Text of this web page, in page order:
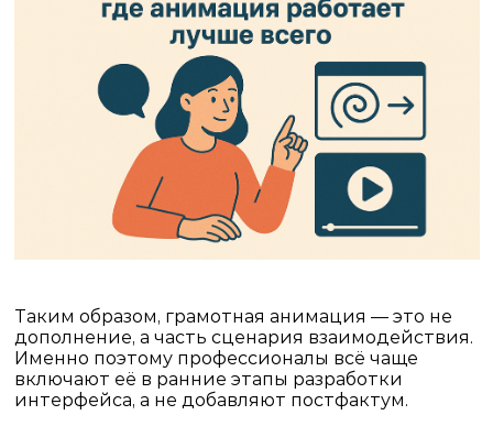
Таким образом, грамотная анимация — это не
дополнение, а часть сценария взаимодействия.
Именно поэтому профессионалы всё чаще
включают её в ранние этапы разработки
интерфейса, а не добавляют постфактум.